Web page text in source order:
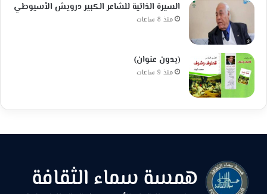
السيرة الذاتية للشاعر الكبير درويش الأسيوطي
منذ 8 ساعات
(بدون عنوان)
منذ 9 ساعات